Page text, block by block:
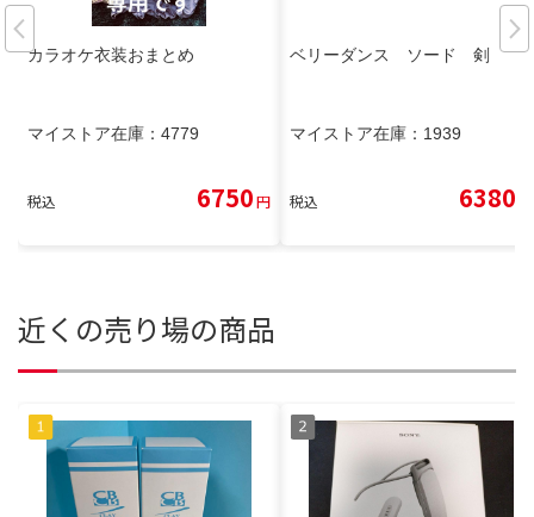
カラオケ衣装おまとめ
マイストア在庫： 4779
税込 6750円
ベリーダンス ソード 剣
マイストア在庫： 1939
税込 6380
近くの売り場の商品